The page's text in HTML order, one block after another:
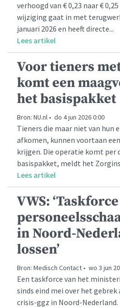
verhoogd van € 0,23 naar €
wijziging gaat in met
januari 2026 en heeft directe...
Lees artikel
Voor tieners
komt een
het basispakket
Bron: NU.nl • do 4 jun 2026 0:00
Tieners die maar niet van hun
afkomen, kunnen voortaan
krijgen. Die operatie komt per
basispakket, meldt het
Lees artikel
VWS:
in Noord-
lossen’
Bron: Medisch Contact • wo 3 jun
Een taskforce van het
sinds eind mei over het gebrek
crisis-ggz in Noord-Nederland.